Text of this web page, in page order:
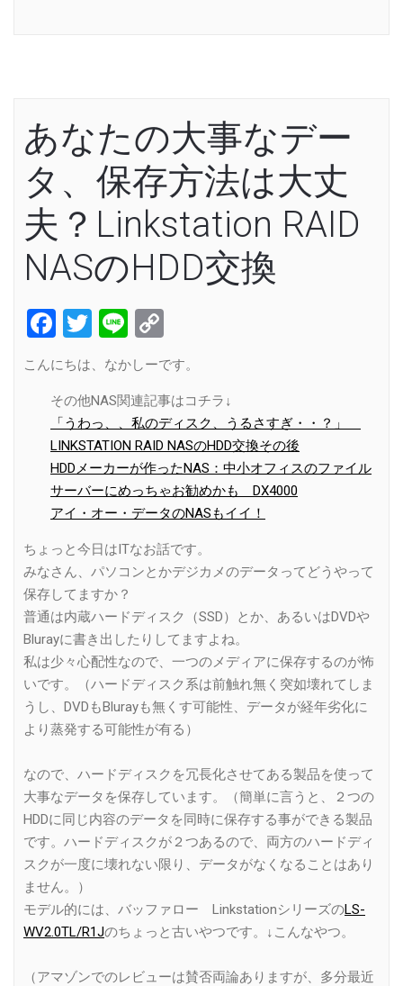
あなたの大事なデー
タ、保存方法は大丈
夫？Linkstation RAID
NASのHDD交換
Facebook
Twitter
Line
Link
こんにちは、なかしーです。
その他NAS関連記事はコチラ↓
「うわっ、、私のディスク、うるさすぎ・・？」
LINKSTATION RAID NASのHDD交換その後
HDDメーカーが作ったNAS：中小オフィスのファイル
サーバーにめっちゃお勧めかも DX4000
アイ・オー・データのNASもイイ！
ちょっと今日はITなお話です。
みなさん、パソコンとかデジカメのデータってどうやって
保存してますか？
普通は内蔵ハードディスク（SSD）とか、あるいはDVDや
Blurayに書き出したりしてますよね。
私は少々心配性なので、一つのメディアに保存するのが怖
いです。（ハードディスク系は前触れ無く突如壊れてしま
うし、DVDもBlurayも無くす可能性、データが経年劣化に
より蒸発する可能性が有る）
なので、ハードディスクを冗長化させてある製品を使って
大事なデータを保存しています。（簡単に言うと、２つの
HDDに同じ内容のデータを同時に保存する事ができる製品
です。ハードディスクが２つあるので、両方のハードディ
スクが一度に壊れない限り、データがなくなることはあり
ません。）
モデル的には、バッファロー LinkstationシリーズのLS-
WV2.0TL/R1Jのちょっと古いやつです。↓こんなやつ。
（アマゾンでのレビューは賛否両論ありますが、多分最近